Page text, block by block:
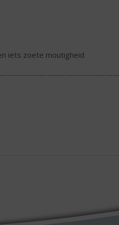
iets zoete moutigheid